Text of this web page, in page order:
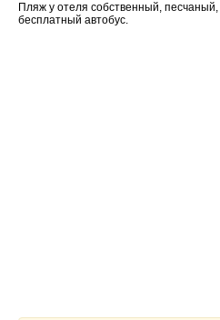
Пляж у отеля собственный,
бесплатный автобус.